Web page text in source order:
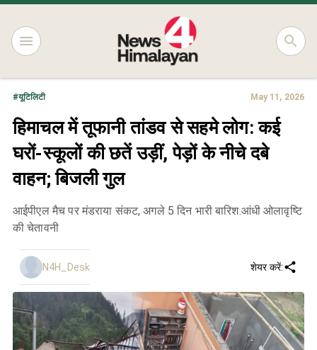
#यूटिलिटी May 11, 2026
हिमाचल में तूफानी तांडव से सहमे लोग: कई
घरों-स्कूलों की छतें उड़ीं, पेड़ों के नीचे दबे
वाहन; बिजली गुल
आईपीएल मैच पर मंडराया संकट, अगले 5 दिन भारी बारिश.आंधी ओलावृष्टि
की चेतावनी
N4H_Desk शेयर करें: